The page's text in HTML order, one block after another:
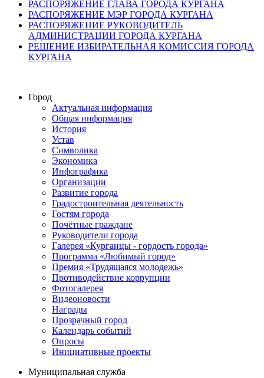
РАСПОРЯЖЕНИЕ ГЛАВА ГОРОДА КУРГАНА
РАСПОРЯЖЕНИЕ МЭР ГОРОДА КУРГАНА
РАСПОРЯЖЕНИЕ РУКОВОДИТЕЛЬ
АДМИНИСТРАЦИИ ГОРОДА КУРГАНА
РЕШЕНИЕ ИЗБИРАТЕЛЬНАЯ КОМИССИЯ ГОРОДА
КУРГАНА
Город
Актуальная информация
Общая информация
История
Устав
Символика
Экономика
Инфографика
Организации
Развитие города
Градостроительная деятельность
Гостям города
Почётные граждане
Руководители города
Галерея «Курганцы - гордость города»
Программа «Любимый город»
Премия «Трудящаяся молодежь»
Противодействие коррупции
Фотогалерея
Видеоновости
Награды
Прозрачный город
Календарь событий
Опросы
Инициативные проекты
Муниципальная служба